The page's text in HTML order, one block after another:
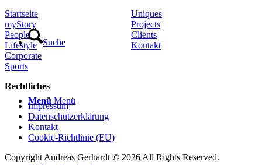
Suche
Menü Menü
Startseite
myStory
People
Lifestyle
Corporate
Sports
Uniques
Projects
Clients
Kontakt
Rechtliches
Impressum
Datenschutzerklärung
Kontakt
Cookie-Richtlinie (EU)
Copyright Andreas Gerhardt © 2026 All Rights Reserved.